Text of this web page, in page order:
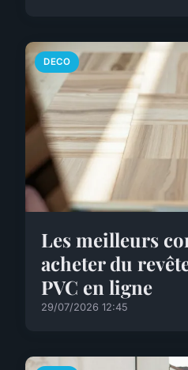
DECO
Les meilleurs
acheter du
PVC en ligne
29/07/2026 12:45